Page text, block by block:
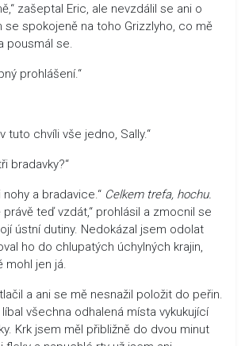
zašeptal Eric, ale nevzdálil se ani o
se spokojeně na toho Grizzlyho, co mě
pousmál se.
prohlášení.“
tuto chvíli vše jedno, Sally.“
bradavky?“
nohy a bradavice.“ Celkem trefa, hochu.
právě teď vzdát,“ prohlásil a zmocnil se
ústní dutiny. Nedokázal jsem odolat
ho do chlupatých úchylných krajin,
mohl jen já.
a ani se mě nesnažil položit do peřin.
všechna odhalená místa vykukující
Krk jsem měl přibližně do dvou minut